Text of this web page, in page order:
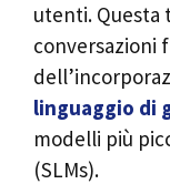
utenti. Questa
conversazioni
linguaggio di
modelli più
(SLMs).